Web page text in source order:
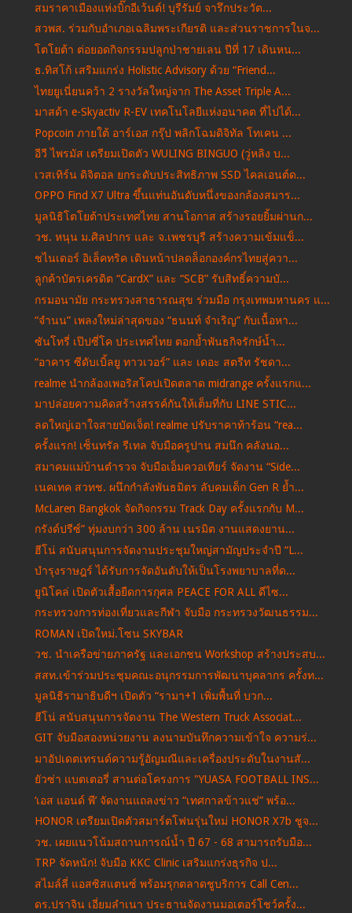
สมราคาเมืองแห่งบิ๊กอีเว้นต์! บุรีรัมย์ จารึกประวัต...
สวพส. ร่วมกับอำเภอเฉลิมพระเกียรติ และส่วนราชการในจ...
โตโยต้า ต่อยอดกิจกรรมปลูกป่าชายเลน ปีที่ 17 เดินหน...
ธ.ทิสโก้ เสริมแกร่ง Holistic Advisory ด้วย “Friend...
ไทยยูเนี่ยนคว้า 2 รางวัลใหญ่จาก The Asset Triple A...
มาสด้า e-Skyactiv R-EV เทคโนโลยีแห่งอนาคต ที่ไปได้...
Popcoin ภายใต้ อาร์เอส กรุ๊ป พลิกโฉมดิจิทัล โทเคน ...
อีวี ไพรมัส เตรียมเปิดตัว WULING BINGUO (วู่หลิง บ...
เวสเทิร์น ดิจิตอล ยกระดับประสิทธิภาพ SSD ไคลเอนต์ด...
OPPO Find X7 Ultra ขึ้นแท่นอันดับหนึ่งของกล้องสมาร...
มูลนิธิโตโยต้าประเทศไทย สานโอกาส สร้างรอยยิ้มผ่านก...
วช. หนุน ม.ศิลปากร และ จ.เพชรบุรี สร้างความเข้มแข็...
ชไนเดอร์ อิเล็คทริค เดินหน้าปลดล็อกองค์กรไทยสู่ควา...
ลูกค้าบัตรเครดิต “CardX” และ “SCB” รับสิทธิ์ความบั...
กรมอนามัย กระทรวงสาธารณสุข ร่วมมือ กรุงเทพมหานคร แ...
“จำนน” เพลงใหม่ล่าสุดของ “ธนนท์ จำเริญ” กับเนื้อหา...
ซันโทรี่ เป๊ปซี่โค ประเทศไทย ตอกย้ำพันธกิจรักษ์น้ำ...
“อาคาร ซีดับเบิ้ลยู ทาวเวอร์” และ เดอะ สตรีท รัชดา...
realme นำกล้องเพอริสโคปเปิดตลาด midrange ครั้งแรกแ...
มาปล่อยความคิดสร้างสรรค์กันให้เต็มที่กับ LINE STIC...
ลดใหญ่เอาใจสายบัดเจ็ต! realme ปรับราคาท้าร้อน “rea...
ครั้งแรก! เซ็นทรัล รีเทล จับมือครูปาน สมนึก คลังนอ...
สมาคมแม่บ้านตำรวจ จับมือเอ็มควอเทียร์ จัดงาน “Side...
เนคเทค สวทช. ผนึกกำลังพันธมิตร ลับคมเด็ก Gen R ย้ำ...
McLaren Bangkok จัดกิจกรรม Track Day ครั้งแรกกับ M...
กรังด์ปรีซ์” ทุ่มงบกว่า 300 ล้าน เนรมิต งานแสดงยาน...
ฮีโน่ สนับสนุนการจัดงานประชุมใหญ่สามัญประจำปี “L...
บำรุงราษฎร์ ได้รับการจัดอันดับให้เป็นโรงพยาบาลที่ด...
ยูนิโคล่ เปิดตัวเสื้อยืดการกุศล PEACE FOR ALL ดีไซ...
กระทรวงการท่องเที่ยวและกีฬา จับมือ กระทรวงวัฒนธรรม...
ROMAN เปิดใหม่.โซน SKYBAR
วช. นำเครือข่ายภาครัฐ และเอกชน Workshop สร้างประสบ...
สสท.เข้าร่วมประชุมคณะอนุกรรมการพัฒนาบุคลากร ครั้งท...
มูลนิธิรามาธิบดีฯ เปิดตัว “รามา+1 เพิ่มพื้นที่ บวก...
ฮีโน่ สนับสนุนการจัดงาน The Western Truck Associat...
GIT จับมือสองหน่วยงาน ลงนามบันทึกความเข้าใจ ความร่...
มาอัปเดตเทรนด์ความรู้อัญมณีและเครื่องประดับในงานสั...
ยัวซ่า แบตเตอรี่ สานต่อโครงการ "YUASA FOOTBALL INS...
‘เอส แอนด์ พี’ จัดงานแถลงข่าว “เทศกาลข้าวแช่” พร้อ...
HONOR เตรียมเปิดตัวสมาร์ตโฟนรุ่นใหม่ HONOR X7b ชูจ...
วช. เผยแนวโน้มสถานการณ์น้ำ ปี 67 - 68 สามารถรับมือ...
TRP จัดหนัก! จับมือ KKC Clinic เสริมแกร่งธุรกิจ ป...
สไมล์ลี่ แอสซิสแตนซ์ พร้อมรุกตลาดชูบริการ Call Cen...
ดร.ปราจิน เอี่ยมลำเนา ประธานจัดงานมอเตอร์โชว์ครั้ง...